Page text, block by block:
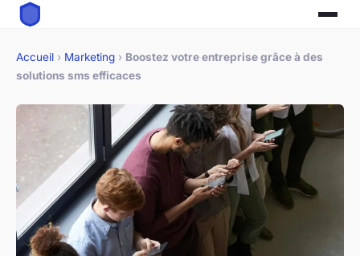
Accueil › Marketing › Boostez votre entreprise grâce à des
solutions sms efficaces